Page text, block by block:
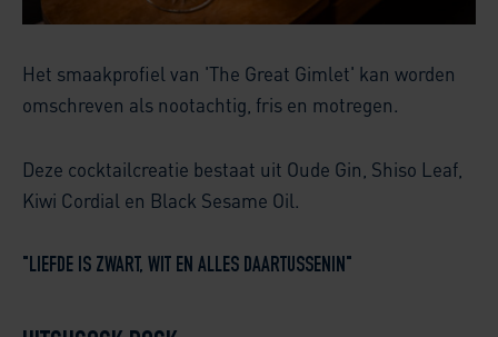
Het smaakprofiel van 'The Great Gimlet' kan worden
omschreven als nootachtig, fris en motregen.
Deze cocktailcreatie bestaat uit Oude Gin, Shiso Leaf,
Kiwi Cordial en Black Sesame Oil.
"LIEFDE IS ZWART, WIT EN ALLES DAARTUSSENIN"